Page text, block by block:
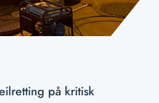
på kritisk